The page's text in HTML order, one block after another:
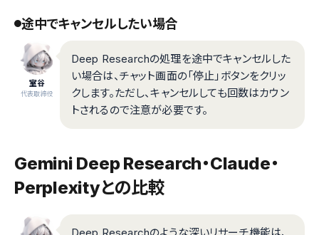
途中でキャンセルしたい場合
室谷
代表取締役
Deep Researchの処理を途中でキャンセルした
い場合は、チャット画面の「停止」ボタンをクリッ
クします。ただし、キャンセルしても回数はカウン
トされるので注意が必要です。
Gemini Deep Research・Claude・
Perplexityとの比較
Deep Researchのような深いリサーチ機能は、